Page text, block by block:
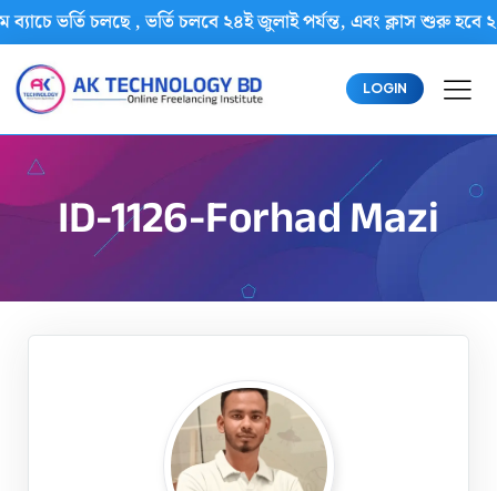
ভর্তি চলছে , ভর্তি চলবে ২৪ই জুলাই পর্যন্ত, এবং ক্লাস শুরু
LOGIN
ID-1126-Forhad Mazi